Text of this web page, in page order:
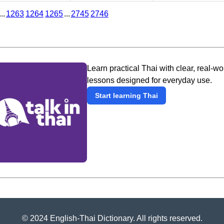
1263 1264 1265... 2745 2746
Learn practical Thai with clear, real-
lessons designed for everyday use.
Start learning Thai
© 2024 English-Thai Dictionary. All rights reserved.